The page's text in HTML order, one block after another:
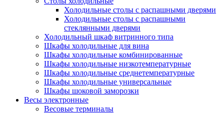
Холодильные столы с распашными дверями
Холодильные столы с распашными
стеклянными дверями
Холодильный шкаф витринного типа
Шкафы холодильные для вина
Шкафы холодильные комбинированные
Шкафы холодильные низкотемпературные
Шкафы холодильные среднетемпературные
Шкафы холодильные универсальные
Шкафы шоковой заморозки
Весы электронные
Весовые терминалы